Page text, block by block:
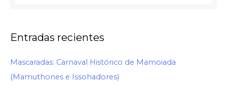
Entradas recientes
Mascaradas: Carnaval Histórico de Mamoiada
(Mamuthones e Issohadores)